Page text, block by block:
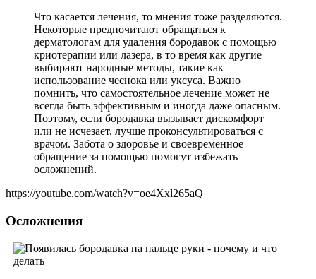
Что касается лечения, то мнения тоже разделяются.
Некоторые предпочитают обращаться к
дерматологам для удаления бородавок с помощью
криотерапии или лазера, в то время как другие
выбирают народные методы, такие как
использование чеснока или уксуса. Важно
помнить, что самостоятельное лечение может не
всегда быть эффективным и иногда даже опасным.
Поэтому, если бородавка вызывает дискомфорт
или не исчезает, лучше проконсультироваться с
врачом. Забота о здоровье и своевременное
обращение за помощью помогут избежать
осложнений.
https://youtube.com/watch?v=oe4Xxl265aQ
Осложнения